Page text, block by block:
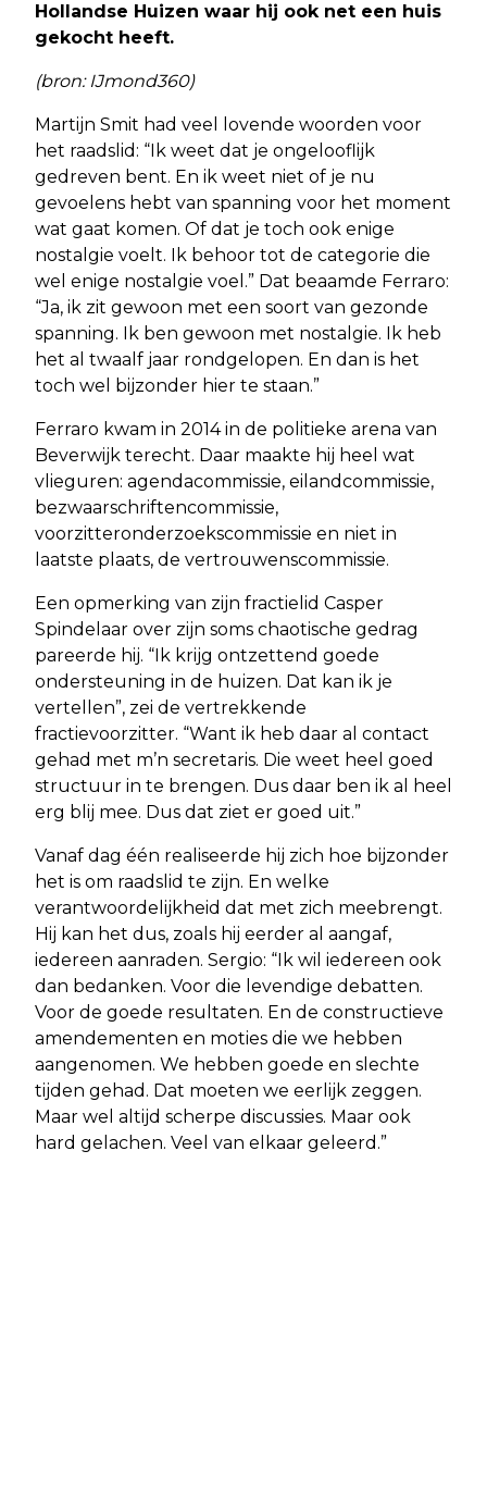
Hollandse Huizen waar hij ook net een huis
gekocht heeft.
(bron: IJmond360)
Martijn Smit had veel lovende woorden voor
het raadslid: “Ik weet dat je ongelooflijk
gedreven bent. En ik weet niet of je nu
gevoelens hebt van spanning voor het moment
wat gaat komen. Of dat je toch ook enige
nostalgie voelt. Ik behoor tot de categorie die
wel enige nostalgie voel.” Dat beaamde Ferraro:
“Ja, ik zit gewoon met een soort van gezonde
spanning. Ik ben gewoon met nostalgie. Ik heb
het al twaalf jaar rondgelopen. En dan is het
toch wel bijzonder hier te staan.”
Ferraro kwam in 2014 in de politieke arena van
Beverwijk terecht. Daar maakte hij heel wat
vlieguren: agendacommissie, eilandcommissie,
bezwaarschriftencommissie,
voorzitteronderzoekscommissie en niet in
laatste plaats, de vertrouwenscommissie.
Een opmerking van zijn fractielid Casper
Spindelaar over zijn soms chaotische gedrag
pareerde hij. “Ik krijg ontzettend goede
ondersteuning in de huizen. Dat kan ik je
vertellen”, zei de vertrekkende
fractievoorzitter. “Want ik heb daar al contact
gehad met m’n secretaris. Die weet heel goed
structuur in te brengen. Dus daar ben ik al heel
erg blij mee. Dus dat ziet er goed uit.”
Vanaf dag één realiseerde hij zich hoe bijzonder
het is om raadslid te zijn. En welke
verantwoordelijkheid dat met zich meebrengt.
Hij kan het dus, zoals hij eerder al aangaf,
iedereen aanraden. Sergio: “Ik wil iedereen ook
dan bedanken. Voor die levendige debatten.
Voor de goede resultaten. En de constructieve
amendementen en moties die we hebben
aangenomen. We hebben goede en slechte
tijden gehad. Dat moeten we eerlijk zeggen.
Maar wel altijd scherpe discussies. Maar ook
hard gelachen. Veel van elkaar geleerd.”